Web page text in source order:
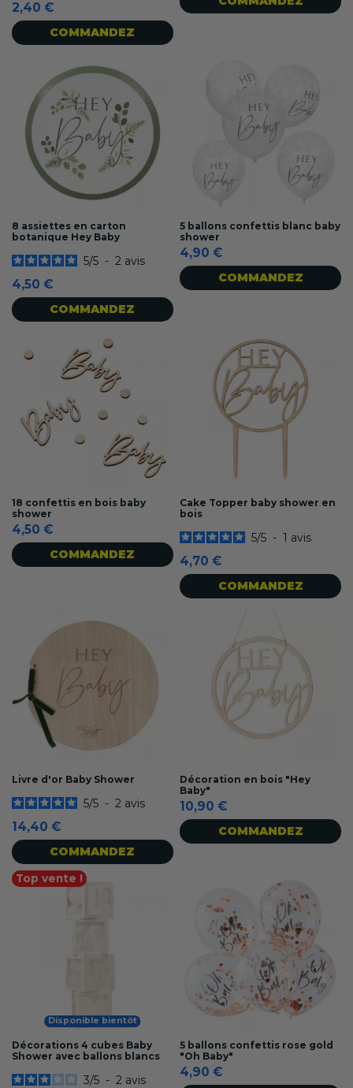
2,40 €
COMMANDEZ
8 assiettes en carton
botanique Hey Baby
5/5 - 2 avis
4,50 €
COMMANDEZ
5 ballons confettis blanc baby
shower
4,90 €
COMMANDEZ
18 confettis en bois baby
shower
4,50 €
COMMANDEZ
Cake Topper baby shower en
bois
5/5 - 1 avis
4,70 €
COMMANDEZ
Livre d'or Baby Shower
5/5 - 2 avis
14,40 €
COMMANDEZ
Décoration en bois "Hey
Baby"
10,90 €
COMMANDEZ
Top vente !
Disponible bientôt
Décorations 4 cubes Baby
Shower avec ballons blancs
3/5 - 2 avis
5 ballons confettis rose gold
"Oh Baby"
4,90 €